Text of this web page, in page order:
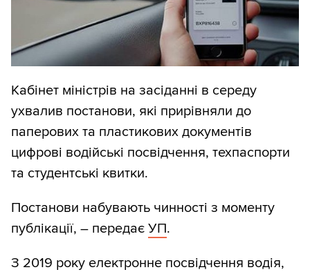
Кабінет міністрів на засіданні в середу
ухвалив постанови, які прирівняли до
паперових та пластикових документів
цифрові водійські посвідчення, техпаспорти
та студентські квитки.
Постанови набувають чинності з моменту
публікації, – передає УП.
З 2019 року електронне посвідчення водія,